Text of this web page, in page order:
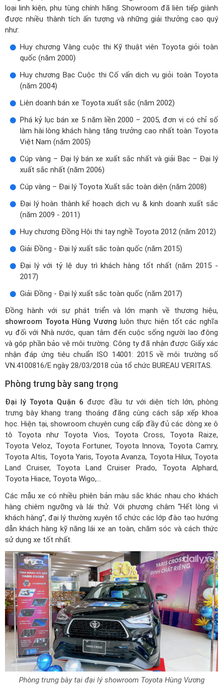
loại linh kiện, phụ tùng chính hãng. Showroom đã liên tiếp giành
được nhiều thành tích ấn tượng và những giải thưởng cao quý
như:
Huy chương Vàng cuộc thi Kỹ thuật viên Toyota giỏi toàn
quốc (năm 2000)
Huy chương Bạc Cuộc thi Cố vấn dịch vụ giỏi toàn Toyota
(năm 2004)
Liên doanh bán xe Toyota xuất sắc (năm 2002)
Phá kỷ lục bán xe 5 năm liền 2000 – 2005, đơn vị có chỉ số
làm hài lòng khách hàng tăng trưởng cao nhất toàn Toyota
Việt Nam (năm 2005)
Cúp vàng – Đại lý bán xe xuất sắc nhất và giải Bạc – Đại lý
xuất sắc nhất (năm 2006)
Cúp vàng – Đại lý Toyota Xuất sắc toàn diện (năm 2008)
Đại lý hoàn thành kế hoạch dịch vụ & kinh doanh xuất sắc
(năm 2009 - 2011)
Huy chương Đồng Hội thi tay nghề Toyota 2012 (năm 2012)
Giải Đồng - Đại lý xuất sắc toàn quốc (năm 2015)
Đại lý với tỷ lệ duy trì khách hàng tốt nhất (năm 2015 -
2017)
Giải Đồng - Đại lý xuất sắc toàn quốc (năm 2017)
Đồng hành với sự phát triển và lớn mạnh về thương hiệu,
showroom Toyota Hùng Vương luôn thực hiện tốt các nghĩa
vụ đối với Nhà nước, quan tâm đến cuộc sống người lao động
và góp phần bảo vệ môi trường. Công ty đã nhận được Giấy xác
nhận đáp ứng tiêu chuẩn ISO 14001: 2015 về môi trường số
VN.4100816/E ngày 28/03/2018 của tổ chức BUREAU VERITAS.
Phòng trưng bày sang trọng
Đại lý Toyota Quận 6 được đầu tư với diện tích lớn, phòng
trưng bày khang trang thoáng đãng cùng cách sắp xếp khoa
học. Hiện tại, showroom chuyên cung cấp đầy đủ các dòng xe ô
tô Toyota như Toyota Vios, Toyota Cross, Toyota Raize,
Toyota Veloz, Toyota Fortuner, Toyota Innova, Toyota Camry,
Toyota Altis, Toyota Yaris, Toyota Avanza, Toyota Hilux, Toyota
Land Cruiser, Toyota Land Cruiser Prado, Toyota Alphard,
Toyota Hiace, Toyota Wigo,...
Các mẫu xe có nhiều phiên bản màu sắc khác nhau cho khách
hàng chiêm ngưỡng và lái thử. Với phương châm “Hết lòng vì
khách hàng”, đại lý thường xuyên tổ chức các lớp đào tạo hướng
dẫn khách hàng kỹ năng lái xe an toàn, chăm sóc và cách thức
sử dụng xe tốt nhất.
Phòng trưng bày tại đại lý showroom Toyota Hùng Vương